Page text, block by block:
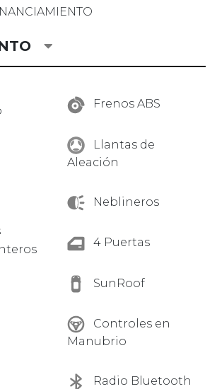
Frenos ABS
Aleación
Neblineros
4 Puertas
SunRoof
Manubrio
Radio Bluetooth